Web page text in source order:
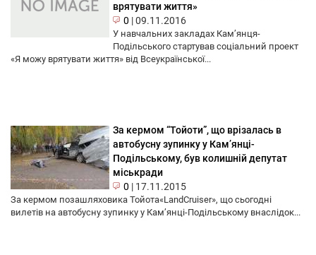
врятувати життя»
0 |09.11.2016
У навчальних закладах Кам’янця-
Подільського стартував соціальний проект
«Я можу врятувати життя» від Всеукраїнської...
За кермом “Тойоти”, що врізалась в
автобусну зупинку у Кам’янці-
Подільському, був колишній депутат
міськради
0 | 17.11.2015
За кермом позашляховика Тойота«LandCruiser», що сьогодні
вилетів на автобусну зупинку у Кам’янці-Подільському внаслідок...